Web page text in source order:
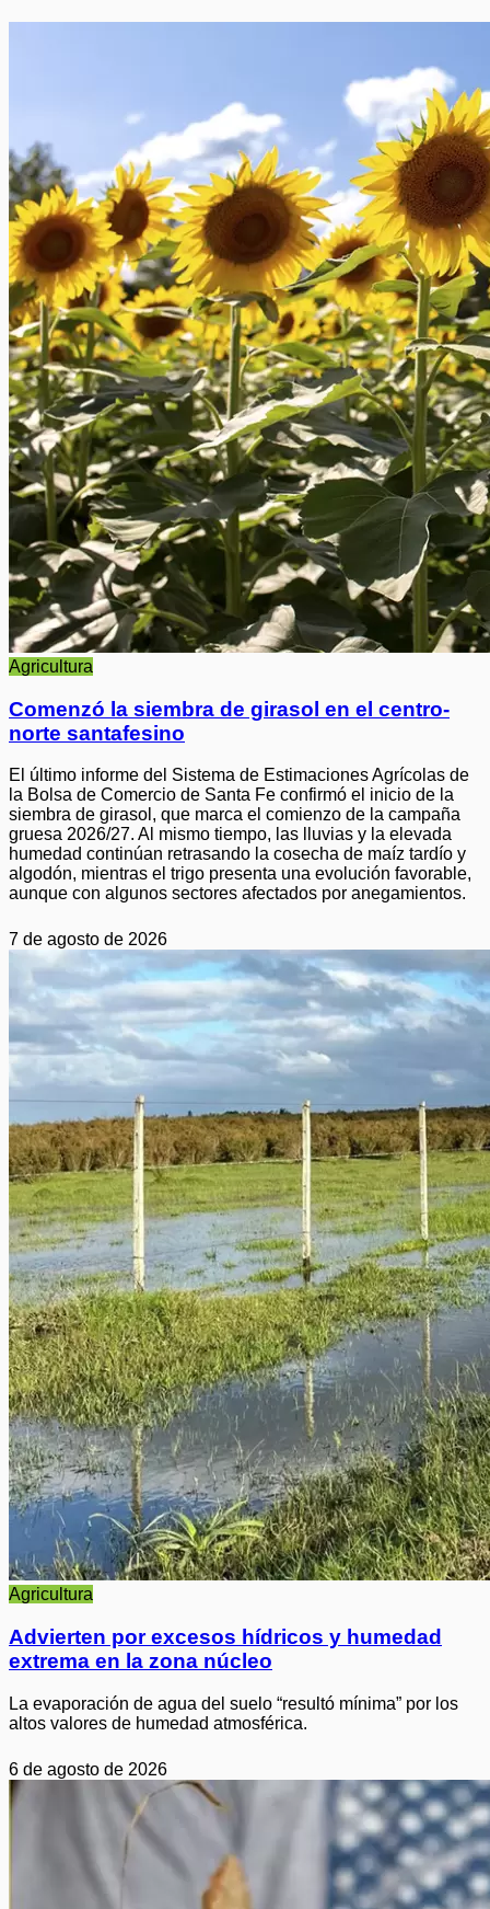
Agricultura
Comenzó la siembra de girasol en el centro-
norte santafesino
El último informe del Sistema de Estimaciones Agrícolas de
la Bolsa de Comercio de Santa Fe confirmó el inicio de la
siembra de girasol, que marca el comienzo de la campaña
gruesa 2026/27. Al mismo tiempo, las lluvias y la elevada
humedad continúan retrasando la cosecha de maíz tardío y
algodón, mientras el trigo presenta una evolución favorable,
aunque con algunos sectores afectados por anegamientos.
7 de agosto de 2026
Agricultura
Advierten por excesos hídricos y humedad
extrema en la zona núcleo
La evaporación de agua del suelo “resultó mínima” por los
altos valores de humedad atmosférica.
6 de agosto de 2026